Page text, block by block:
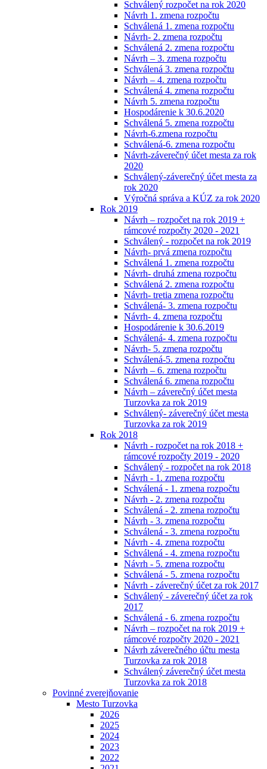
Schválený rozpočet na rok 2020
Návrh 1. zmena rozpočtu
Schválená 1. zmena rozpočtu
Návrh- 2. zmena rozpočtu
Schválená 2. zmena rozpočtu
Návrh – 3. zmena rozpočtu
Schválená 3. zmena rozpočtu
Návrh – 4. zmena rozpočtu
Schválená 4. zmena rozpočtu
Návrh 5. zmena rozpočtu
Hospodárenie k 30.6.2020
Schválená 5. zmena rozpočtu
Návrh-6.zmena rozpočtu
Schválená-6. zmena rozpočtu
Návrh-záverečný účet mesta za rok
2020
Schválený-záverečný účet mesta za
rok 2020
Výročná správa a KÚZ za rok 2020
Rok 2019
Návrh – rozpočet na rok 2019 +
rámcové rozpočty 2020 - 2021
Schválený - rozpočet na rok 2019
Návrh- prvá zmena rozpočtu
Schválená 1. zmena rozpočtu
Návrh- druhá zmena rozpočtu
Schválená 2. zmena rozpočtu
Návrh- tretia zmena rozpočtu
Schválená- 3. zmena rozpočtu
Návrh- 4. zmena rozpočtu
Hospodárenie k 30.6.2019
Schválená- 4. zmena rozpočtu
Návrh- 5. zmena rozpočtu
Schválená-5. zmena rozpočtu
Návrh – 6. zmena rozpočtu
Schválená 6. zmena rozpočtu
Návrh – záverečný účet mesta
Turzovka za rok 2019
Schválený- záverečný účet mesta
Turzovka za rok 2019
Rok 2018
Návrh - rozpočet na rok 2018 +
rámcové rozpočty 2019 - 2020
Schválený - rozpočet na rok 2018
Návrh - 1. zmena rozpočtu
Schválená - 1. zmena rozpočtu
Návrh - 2. zmena rozpočtu
Schválená - 2. zmena rozpočtu
Návrh - 3. zmena rozpočtu
Schválená - 3. zmena rozpočtu
Návrh - 4. zmena rozpočtu
Schválená - 4. zmena rozpočtu
Návrh - 5. zmena rozpočtu
Schválená - 5. zmena rozpočtu
Návrh - záverečný účet za rok 2017
Schválený - záverečný účet za rok
2017
Schválená - 6. zmena rozpočtu
Návrh – rozpočet na rok 2019 +
rámcové rozpočty 2020 - 2021
Návrh záverečného účtu mesta
Turzovka za rok 2018
Schválený záverečný účet mesta
Turzovka za rok 2018
Povinné zverejňovanie
Mesto Turzovka
2026
2025
2024
2023
2022